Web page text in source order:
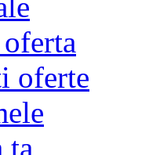
oferte
ta